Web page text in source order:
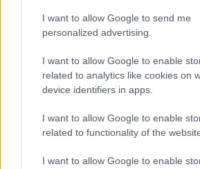
I want to allow Google to send me
personalized advertising.
I want to allow Google to enable
related to analytics like cookies on
device identifiers in apps.
I want to allow Google to enable
related to functionality of the
I want to allow Google to enable
0-6: Gulácsival a sajtó
volt, mint a Bayern,
mélységben - visszhangok
Így látták az RB Leipzig két
teljesítményét a német és